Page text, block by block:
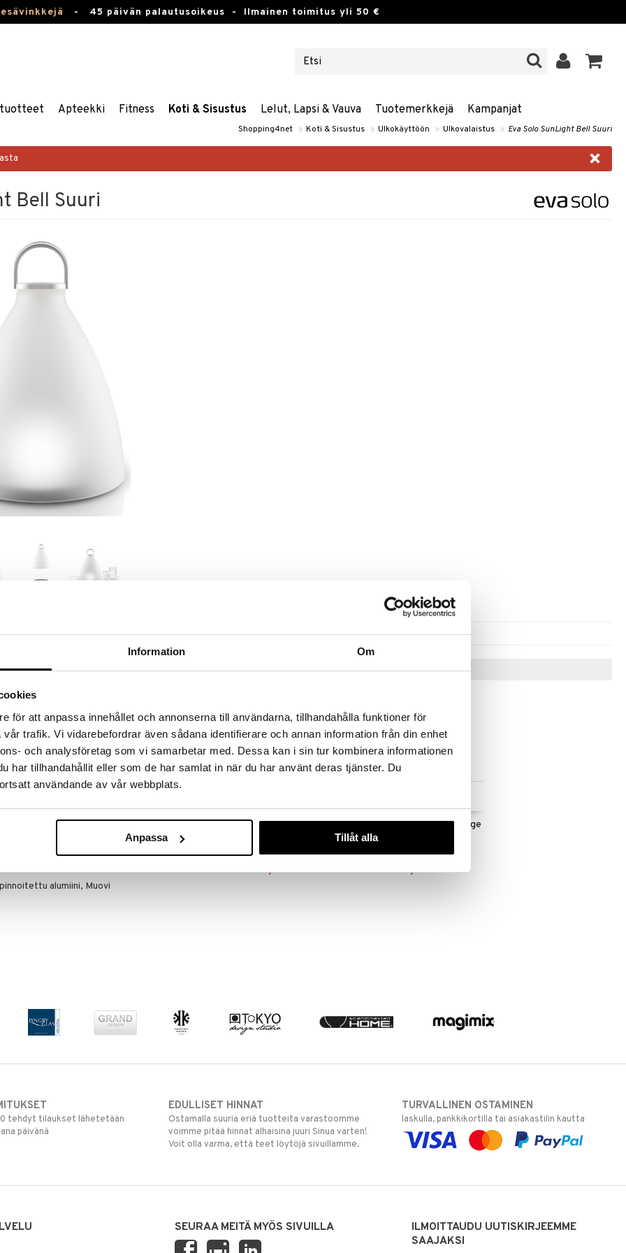
Information Om
för att anpassa innehållet och annonserna till användarna, tillhandahålla funktioner för
trafik. Vi vidarebefordrar även sådana identifierare och annan information från din enhet
och analysföretag som vi samarbetar med. Dessa kan i sin tur kombinera informationen
har tillhandahållit eller som de har samlat in när du har använt deras tjänster. Du
användande av vår webbplats.
Anpassa Tillåt alla
- 45 päivän palautusoikeus - Ilmainen toimitus yli 50 €
Apteekki Fitness Koti & Sisustus Lelut, Lapsi & Vauva Tuotemerkkejä Kampanjat
Shopping4net » Koti & Sisustus » Ulkokäyttöön » Ulkovalaistus » Eva Solo SunLight Bell Suuri
×
Bell Suuri
ARVOSTELU KERRO YSTÄVÄLLE
ja kaikkein energisoivinta valoa ja me kaikki
Tarve synnytti idean Eva Solo
piilotetuin aurinkokennoin, 100 prosenttisesti
ja piuhoja. Lampuissa on sensorit, joten ne
auringon laskiessa. Aseta
tai nurmikkolle - kun se on latautunut 8 tunnin
se 20 tunnin valaistuksen. Tarvittavat 3 AAA-
alumiini, Muovi
Vinkkejä sinulle
Eva Solo SunLight Bell
85,99 €
Eva Solo Sunlight Lounge
alk.92,64 €
tehdyt tilaukset lähetetään
päivänä
EDULLISET HINNAT
Ostamalla suuria eriä tuotteita varastoomme
voimme pitää hinnat alhaisina juuri Sinua varten!
Voit olla varma, että teet löytöjä sivuillamme.
TURVALLINEN OSTAMINEN
laskulla, pankkikortilla tai asiakastilin kautta
SEURAA MEITÄ MYÖS SIVUILLA
ILMOITTAUDU UUTISKIRJEEMME
SAAJAKSI